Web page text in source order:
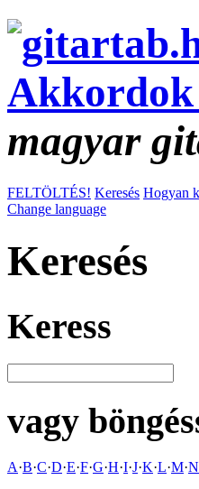
magyar
FELTÖLTÉS! Keresés Hogyan
Change language
Keresés
Keress
vagy
A·B·C·D·E·F·G·H·I·J·K·L·M·N